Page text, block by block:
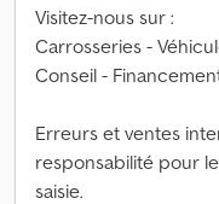
Visitez-nous sur :
Carrosseries -
Conseil -
Erreurs et ventes
responsabilité pour
saisie.